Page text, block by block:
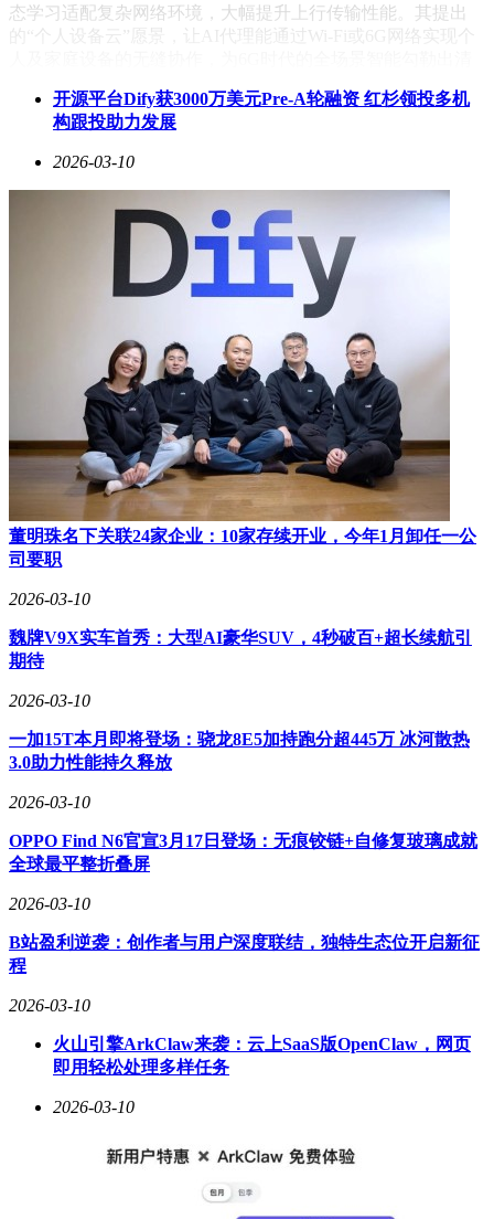
态学习适配复杂网络环境，大幅提升上行传输性能。其提出
的“个人设备云”愿景，让AI代理能通过Wi-Fi或6G网络实现个
紫光展锐依托“AI+5G”技术，推动通信连接从地面扩展到空天
功研制国内首款支持低轨卫星互联网的星地融合SoC芯片
T9300，并深度参与IMT-2030（6G）推进组天地一体化关键技
术研究。目前，搭载展锐芯的5G终端产品已在全球88个国家
实现规模出货，并在五大洲122个国家和地区完成网络适配与
场测，为全球端侧AI终端的落地搭建起普惠的连接网络。
从芯片到终端，AI的全场景渗透成为本届大会的另一大亮
计算平台优化大模型端侧执行效率，推动30B大模型在PC端落
地，并实现“芯模适配”的产业化实践。联发科的天玑9500移动
芯片搭载NPU 990，支持智能手机即时离线运行多模态大模
型，并驱动智能眼镜实现自然视觉和语音互动，为个人AI智
能体的落地奠定芯片基础。一位芯片行业分析师表示：“MWC
的芯片叙事已从‘连接速度’转向‘智能密度’，单位功耗内的AI
算力成为新的衡量标尺。”
具身智能的产业化落地是本届大会的焦点之一。智元机器人携
全产品矩阵亮相，远征A2、灵犀X2、酷拓D1等机器人针对零
智元机器人全球出货量超5000台，占据39%的市场份额。其与
案，斩获GLOMO“最佳专用网络解决方案奖”。该方案通
过“通信+算力”一体化平台，实现毫秒级调度和超100Mbps上
行速率，将人形机器人部署成本降低50%以上，为具身智能的
AI硬件的创新让智能融入日常生活的各个场景。浩鲸科技推
现“录音+转写+理解+结构化+洞察”全链路自动化，并具备情
为高效办公的新利器。紫光展锐携手合作伙伴推出的银发AI
定制手机、5G AI Pad、多语言实时翻译AI眼镜等产品，让AI
从技术概念变为切实可感的智能服务。中兴通讯的iMoochi AI
定制萌系音色，开辟了AI情感陪伴的新赛道。
融合的核心枢纽。本届大会上，全球科技企业的竞争逻辑
从“产品出海”到“技术输出+生态共建”的跨越式发展。智元机
器人在MWC期间与新加坡电信、西班牙RH BOTS、京东
Joybuy及敏实集团签署战略合作协议，构建机器人应用创新生
国具身智能品牌出海标杆。
华为以“开放共赢”为核心，构建起全球化的智能产业生态。其
企业业务升级SHAPE 2.0伙伴框架，展示与伙伴联合开发的22
开源平台Dify获3000万美元Pre-A轮融资 红杉领投多机
构跟投助力发展
2026-03-10
董明珠名下关联24家企业：10家存续开业，今年1月卸任一公
司要职
2026-03-10
魏牌V9X实车首秀：大型AI豪华SUV，4秒破百+超长续航引
期待
2026-03-10
一加15T本月即将登场：骁龙8E5加持跑分超445万 冰河散热
3.0助力性能持久释放
2026-03-10
OPPO Find N6官宣3月17日登场：无痕铰链+自修复玻璃成就
全球最平整折叠屏
2026-03-10
B站盈利逆袭：创作者与用户深度联结，独特生态位开启新征
程
2026-03-10
火山引擎ArkClaw来袭：云上SaaS版OpenClaw，网页
即用轻松处理多样任务
2026-03-10